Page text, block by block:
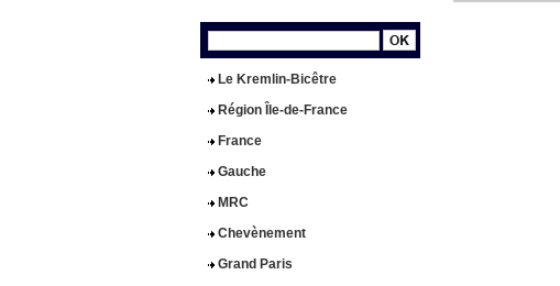
Le Kremlin-Bicêtre
Région Île-de-France
France
Gauche
MRC
Chevènement
Grand Paris